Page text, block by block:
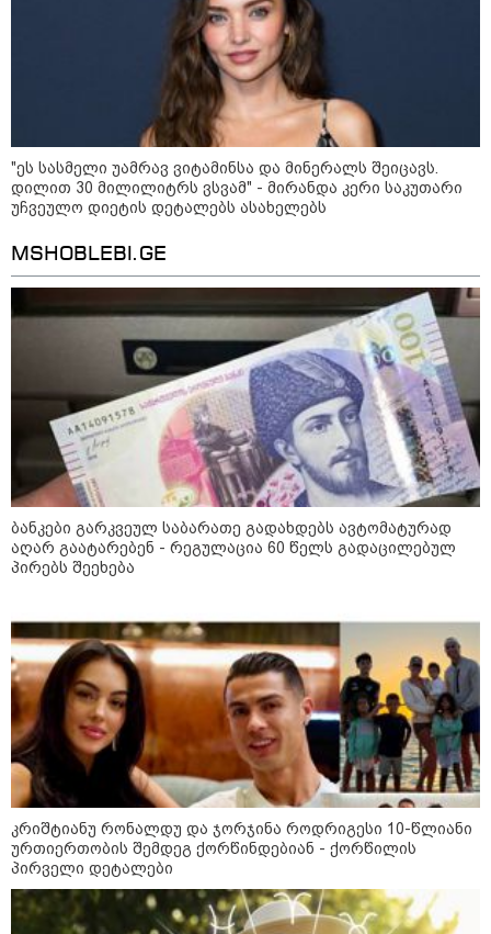
გარემოს ეროვნული სააგენტოს
ინფორმაციით, 9-11 აგვისტოს
საქართველოში მოსალოდნელია
დროგამოშვებით წვიმა
ვახტანგ კაპანაძე - დიახ, ომი
აშშ-მა საქართველოში
დაფუძნებული კრიპტოკომპანია
დაასანქცირა
„ნაციონალური მოძრაობა“ -
სიმბოლურია, რომ კობახიძის
მოღალატეობრივი განცხადება
საქართველოს
თავისუფლებისთვის შეწირული
მოზაიკა
"ეს სასმელი უამრავ ვიტამინსა და მინერალს შეიცავს.
დილით 30 მილილიტრს ვსვამ" - მირანდა კერი საკუთარი
უჩვეულო დიეტის დეტალებს ასახელებს
MSHOBLEBI.GE
ბანკები გარკვეულ საბარათე გადახდებს ავტომატურად
აღარ გაატარებენ - რეგულაცია 60 წელს გადაცილებულ
პირებს შეეხება
კრიშტიანუ რონალდუ და ჯორჯინა როდრიგესი 10-წლიანი
ურთიერთობის შემდეგ ქორწინდებიან - ქორწილის
პირველი დეტალები